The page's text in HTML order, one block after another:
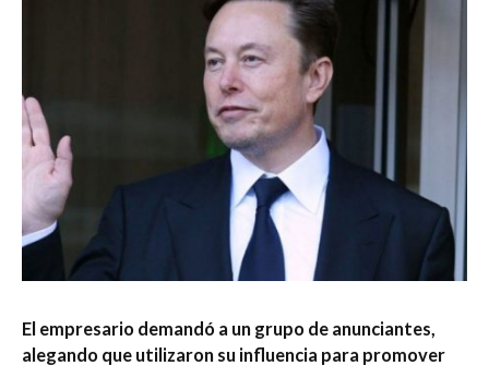
El empresario demandó a un grupo de anunciantes,
alegando que utilizaron su influencia para promover